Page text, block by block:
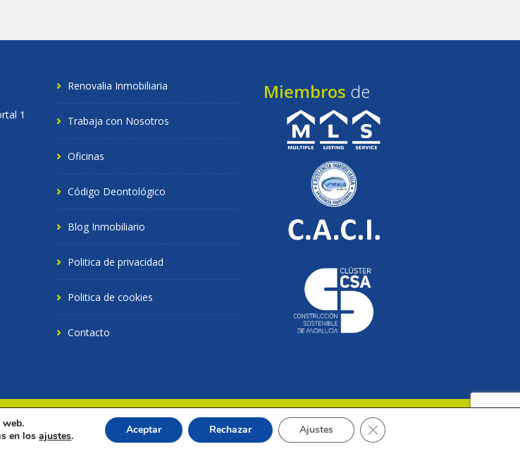
1
Renovalia Inmobiliaria
Trabaja con Nosotros
Oficinas
Código Deontológico
Blog Inmobiliario
Politica de privacidad
Politica de cookies
Contacto
Miembros de
web.
en losajustes. Aceptar Rechazar Ajustes Cerrar el banner de cookies